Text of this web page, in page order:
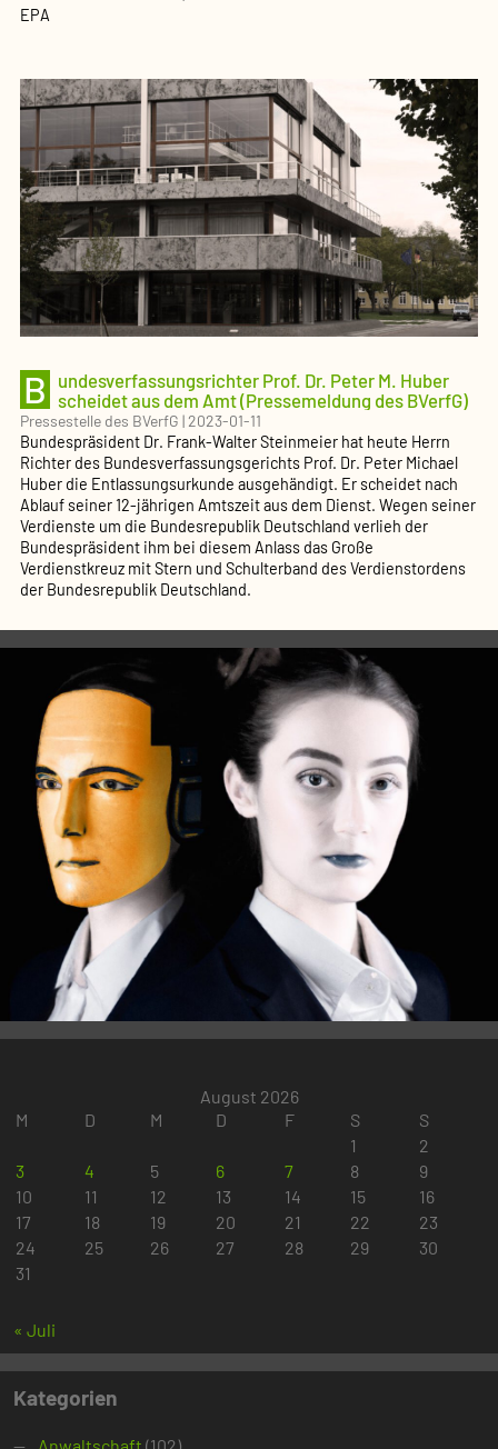
EPA
B
undesverfassungsrichter Prof. Dr. Peter M. Huber
scheidet aus dem Amt (Pressemeldung des BVerfG)
Pressestelle des BVerfG |2023-01-11
Bundespräsident Dr. Frank-Walter Steinmeier hat heute Herrn
Richter des Bundesverfassungsgerichts Prof. Dr. Peter Michael
Huber die Entlassungsurkunde ausgehändigt. Er scheidet nach
Ablauf seiner 12-jährigen Amtszeit aus dem Dienst. Wegen seiner
Verdienste um die Bundesrepublik Deutschland verlieh der
Bundespräsident ihm bei diesem Anlass das Große
Verdienstkreuz mit Stern und Schulterband des Verdienstordens
der Bundesrepublik Deutschland.
August 2026
M
D M D F S
S
1
2
3
4 5 6 7 8
9
10
11 12 13 14 15
16
17
18 19 20 21 22
23
24
25 26 27 28 29
30
31
« Juli
Kategorien
Anwaltschaft (102)